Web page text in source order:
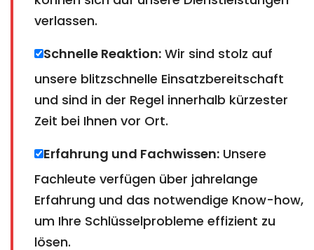
verlassen.
Schnelle Reaktion: Wir sind stolz auf
unsere blitzschnelle Einsatzbereitschaft
und sind in der Regel innerhalb kürzester
Zeit bei Ihnen vor Ort.
Erfahrung und Fachwissen: Unsere
Fachleute verfügen über jahrelange
Erfahrung und das notwendige Know-how,
um Ihre Schlüsselprobleme effizient zu
lösen.